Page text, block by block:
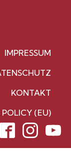
IMPRESSUM
KONTAKT
(EU)